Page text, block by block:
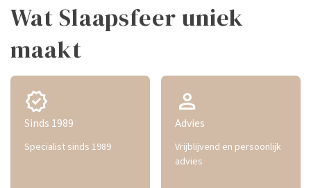
Wat Slaapsfeer uniek
maakt
verified
Sinds 1989
Specialist sinds 1989
person
Advies
Vrijblijvend en persoonlijk
advies